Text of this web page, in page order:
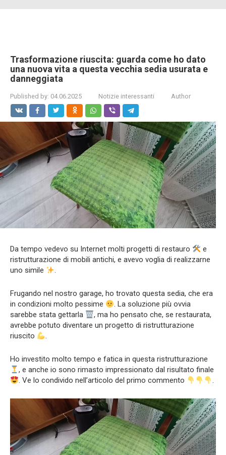
Trasformazione riuscita: guarda come ho dato
una nuova vita a questa vecchia sedia usurata e
danneggiata
Published by: 04.06.2025 Notizie interessanti Author
Da tempo vedevo su Internet molti progetti di restauro
e
ristrutturazione di mobili antichi, e avevo voglia di realizzarne
uno simile
.
Frugando nel nostro garage, ho trovato questa sedia, che era
in condizioni molto pessime
. La soluzione più ovvia
sarebbe stata gettarla
, ma ho pensato che, se restaurata,
avrebbe potuto diventare un progetto di ristrutturazione
riuscito
.
Ho investito molto tempo e fatica in questa ristrutturazione
, e anche io sono rimasto impressionato dal risultato finale
. Ve lo condivido nell’articolo del primo commento
.